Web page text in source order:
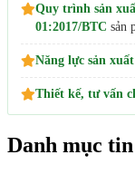
Quy trình sản
01:2017/BTC sản
Năng lực sản
Thiết kế, tư vấn
Danh mục